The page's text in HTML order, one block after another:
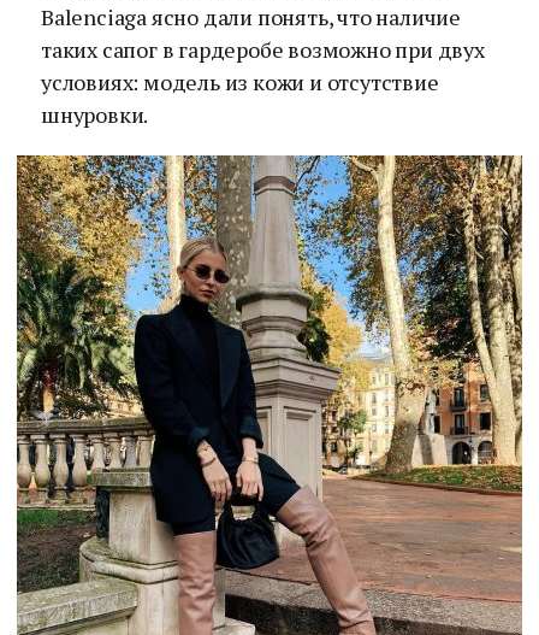
Balenciaga ясно дали понять, что наличие
таких сапог в гардеробе возможно при двух
условиях: модель из кожи и отсутствие
шнуровки.